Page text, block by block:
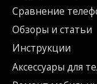
Сравнение
Обзоры и статьи
Инструкции
Аксессуары для